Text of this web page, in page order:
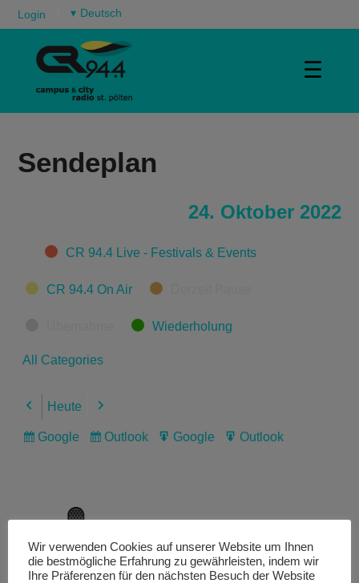
Login ▾
☰
Sendeplan
24. Oktober 2022
CategoriesCR 94.4 Live - Festivals & Events
CR 94.4 On Air
Wiederholung
All Categories
Previous
Heute Next
Subscribe
Google
Subscribe
Outlook
Export
Google
Export
Outlook
Livestream
Wir verwenden Cookies auf unserer Website um Ihnen
die bestmögliche Erfahrung zu gewährleisten, indem wir
Ihre Präferenzen für den nächsten Besuch der Website